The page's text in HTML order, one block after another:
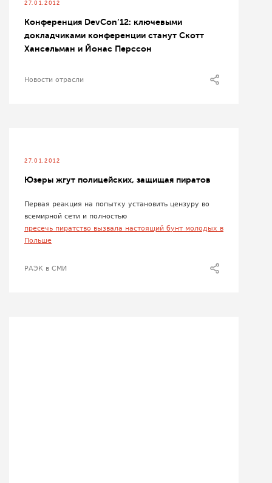
27.01.2012
Конференция DevCon’12: ключевыми
докладчиками конференции станут Скотт
Хансельман и Йонас Перссон
Новости отрасли
27.01.2012
Юзеры жгут полицейских, защищая пиратов
Первая реакция на попытку установить цензуру во
всемирной сети и полностью
пресечь пиратство вызвала настоящий бунт молодых в
Польше
РАЭК в СМИ